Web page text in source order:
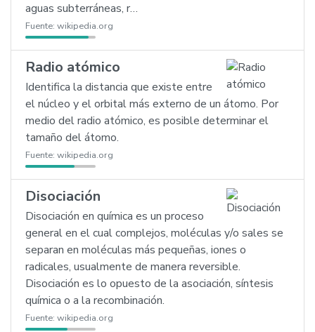
aguas subterráneas, r…
Fuente: wikipedia.org
Radio atómico
Identifica la distancia que existe entre
el núcleo y el orbital más externo de un átomo. Por
medio del radio atómico, es posible determinar el
tamaño del átomo.
Fuente: wikipedia.org
Disociación
Disociación en química es un proceso
general en el cual complejos, moléculas y/o sales se
separan en moléculas más pequeñas, iones o
radicales, usualmente de manera reversible.
Disociación es lo opuesto de la asociación, síntesis
química o a la recombinación.
Fuente: wikipedia.org